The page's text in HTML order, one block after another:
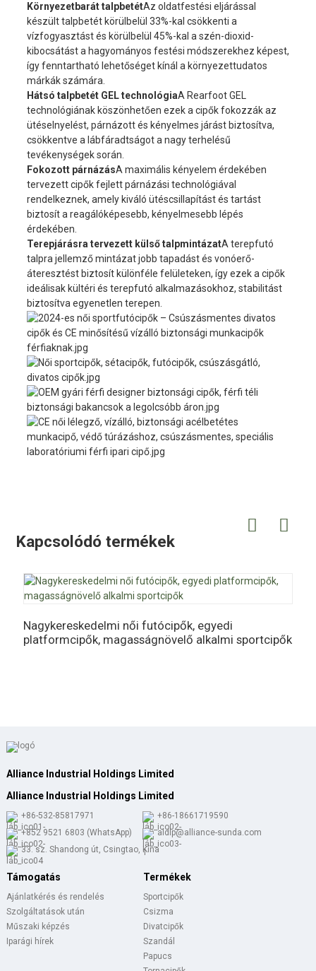
Környezetbarát talpbetétAz oldatfestési eljárással
készült talpbetét körülbelül 33%-kal csökkenti a
vízfogyasztást és körülbelül 45%-kal a szén-dioxid-
kibocsátást a hagyományos festési módszerekhez képest,
így fenntartható lehetőséget kínál a környezettudatos
márkák számára.
Hátsó talpbetét GEL technológiaA Rearfoot GEL
technológiának köszönhetően ezek a cipők fokozzák az
ütéselnyelést, párnázott és kényelmes járást biztosítva,
csökkentve a lábfáradtságot a nagy terhelésű
tevékenységek során.
Fokozott párnázásA maximális kényelem érdekében
tervezett cipők fejlett párnázási technológiával
rendelkeznek, amely kiváló ütéscsillapítást és tartást
biztosít a reagálóképesebb, kényelmesebb lépés
érdekében.
Terepjárásra tervezett külső talpmintázatA terepfutó
talpra jellemző mintázat jobb tapadást és vonóerő-
áteresztést biztosít különféle felületeken, így ezek a cipők
ideálisak kültéri és terepfutó alkalmazásokhoz, stabilitást
biztosítva egyenetlen terepen.
Kapcsolódó termékek
Nagykereskedelmi női futócipők, egyedi
platformcipők, magasságnövelő alkalmi sportcipők
Alliance Industrial Holdings Limited
Alliance Industrial Holdings Limited
+86-532-85817971
+86-18661719590
+852 9521 6803 (WhatsApp)
aldlp@alliance-sunda.com
33. sz. Shandong út, Csingtao, Kína
Támogatás
Ajánlatkérés és rendelés
Szolgáltatások után
Műszaki képzés
Iparági hírek
Termékek
Sportcipők
Csizma
Divatcipők
Szandál
Papucs